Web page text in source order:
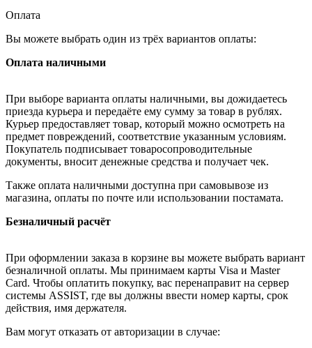
Оплата
Вы можете выбрать один из трёх вариантов оплаты:
Оплата наличными
При выборе варианта оплаты наличными, вы дожидаетесь
приезда курьера и передаёте ему сумму за товар в рублях.
Курьер предоставляет товар, который можно осмотреть на
предмет повреждений, соответствие указанным условиям.
Покупатель подписывает товаросопроводительные
документы, вносит денежные средства и получает чек.
Также оплата наличными доступна при самовывозе из
магазина, оплаты по почте или использовании постамата.
Безналичный расчёт
При оформлении заказа в корзине вы можете выбрать вариант
безналичной оплаты. Мы принимаем карты Visa и Master
Card. Чтобы оплатить покупку, вас перенаправит на сервер
системы ASSIST, где вы должны ввести номер карты, срок
действия, имя держателя.
Вам могут отказать от авторизации в случае: